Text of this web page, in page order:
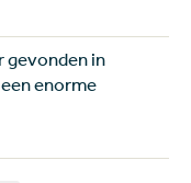
gevonden in
enorme